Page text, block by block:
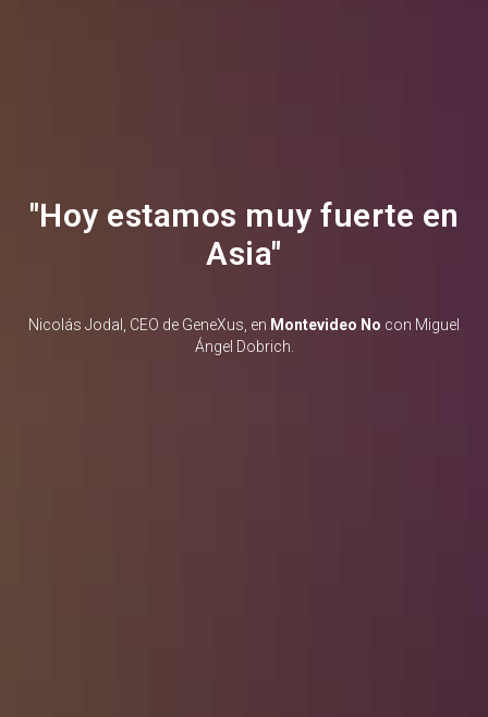
"Hoy estamos muy fuerte en
Asia"
Nicolás Jodal, CEO de GeneXus, en Montevideo No con Miguel
Ángel Dobrich.